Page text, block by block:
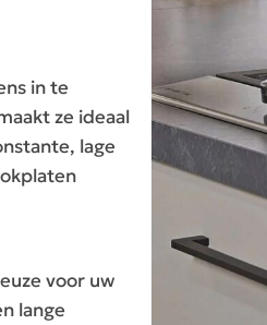
in te
ze ideaal
lage
voor uw
lange